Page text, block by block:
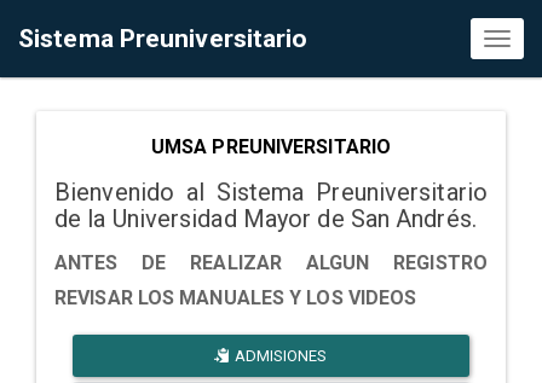
Sistema Preuniversitario
UMSA PREUNIVERSITARIO
Bienvenido al Sistema Preuniversitario
de la Universidad Mayor de San Andrés.
ANTES DE REALIZAR ALGUN REGISTRO
REVISAR LOS MANUALES Y LOS VIDEOS
ADMISIONES